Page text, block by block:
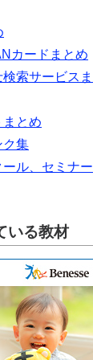
カードまとめ
索サービスま
とめ
ク集
ル、セミナー
いる教材